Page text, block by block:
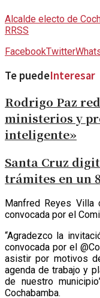
Alcalde electo de
RRSS
FacebookTwitter
Te puedeInteresar
Rodrigo Paz
ministerios y
inteligente»
Santa Cruz
trámites en un
Manfred Reyes Villa
convocada por el
“Agradezco la
convocada por el
asistir por motivos
agenda de trabajo y
de nuestro
Cochabamba.